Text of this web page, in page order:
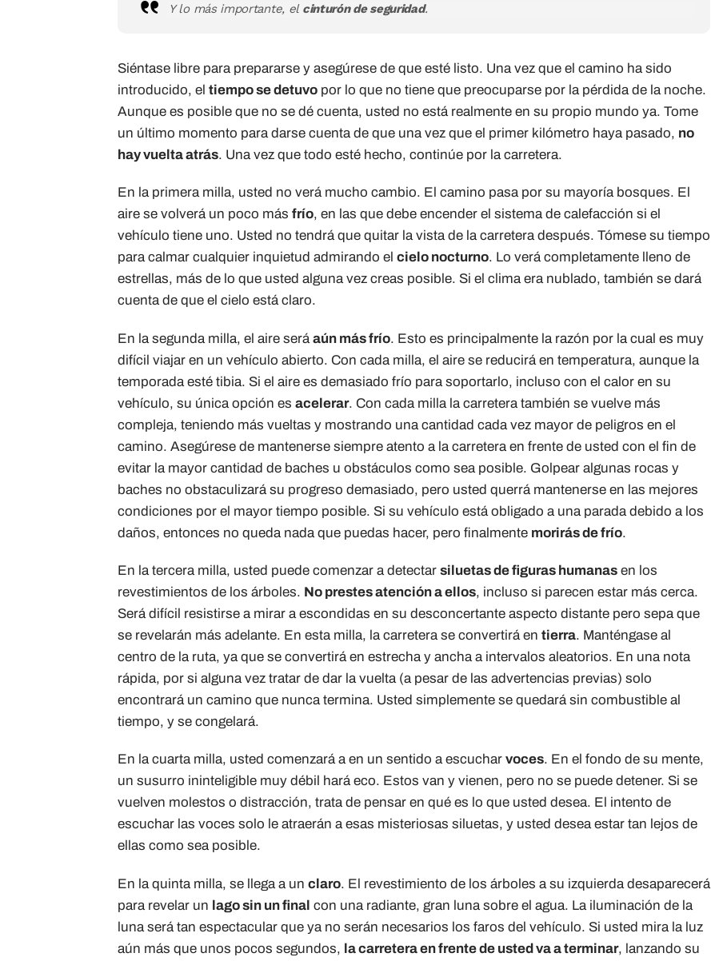
Y lo más importante, el cinturón de seguridad.
Siéntase libre para prepararse y asegúrese de que esté listo. Una vez que el camino ha sido
introducido, el tiempo se detuvo por lo que no tiene que preocuparse por la pérdida de la noche.
Aunque es posible que no se dé cuenta, usted no está realmente en su propio mundo ya. Tome
un último momento para darse cuenta de que una vez que el primer kilómetro haya pasado, no
hay vuelta atrás. Una vez que todo esté hecho, continúe por la carretera.
En la primera milla, usted no verá mucho cambio. El camino pasa por su mayoría bosques. El
aire se volverá un poco más frío, en las que debe encender el sistema de calefacción si el
vehículo tiene uno. Usted no tendrá que quitar la vista de la carretera después. Tómese su tiempo
para calmar cualquier inquietud admirando el cielo nocturno. Lo verá completamente lleno de
estrellas, más de lo que usted alguna vez creas posible. Si el clima era nublado, también se dará
cuenta de que el cielo está claro.
En la segunda milla, el aire será aún más frío. Esto es principalmente la razón por la cual es muy
difícil viajar en un vehículo abierto. Con cada milla, el aire se reducirá en temperatura, aunque la
temporada esté tibia. Si el aire es demasiado frío para soportarlo, incluso con el calor en su
vehículo, su única opción es acelerar. Con cada milla la carretera también se vuelve más
compleja, teniendo más vueltas y mostrando una cantidad cada vez mayor de peligros en el
camino. Asegúrese de mantenerse siempre atento a la carretera en frente de usted con el fin de
evitar la mayor cantidad de baches u obstáculos como sea posible. Golpear algunas rocas y
baches no obstaculizará su progreso demasiado, pero usted querrá mantenerse en las mejores
condiciones por el mayor tiempo posible. Si su vehículo está obligado a una parada debido a los
daños, entonces no queda nada que puedas hacer, pero finalmente morirás de frío.
En la tercera milla, usted puede comenzar a detectar siluetas de figuras humanas en los
revestimientos de los árboles. No prestes atención a ellos, incluso si parecen estar más cerca.
Será difícil resistirse a mirar a escondidas en su desconcertante aspecto distante pero sepa que
se revelarán más adelante. En esta milla, la carretera se convertirá en tierra. Manténgase al
centro de la ruta, ya que se convertirá en estrecha y ancha a intervalos aleatorios. En una nota
rápida, por si alguna vez tratar de dar la vuelta (a pesar de las advertencias previas) solo
encontrará un camino que nunca termina. Usted simplemente se quedará sin combustible al
tiempo, y se congelará.
En la cuarta milla, usted comenzará a en un sentido a escuchar voces. En el fondo de su mente,
un susurro ininteligible muy débil hará eco. Estos van y vienen, pero no se puede detener. Si se
vuelven molestos o distracción, trata de pensar en qué es lo que usted desea. El intento de
escuchar las voces solo le atraerán a esas misteriosas siluetas, y usted desea estar tan lejos de
ellas como sea posible.
En la quinta milla, se llega a un claro. El revestimiento de los árboles a su izquierda desaparecerá
para revelar un lago sin un final con una radiante, gran luna sobre el agua. La iluminación de la
luna será tan espectacular que ya no serán necesarios los faros del vehículo. Si usted mira la luz
aún más que unos pocos segundos, la carretera en frente de usted va a terminar, lanzando su